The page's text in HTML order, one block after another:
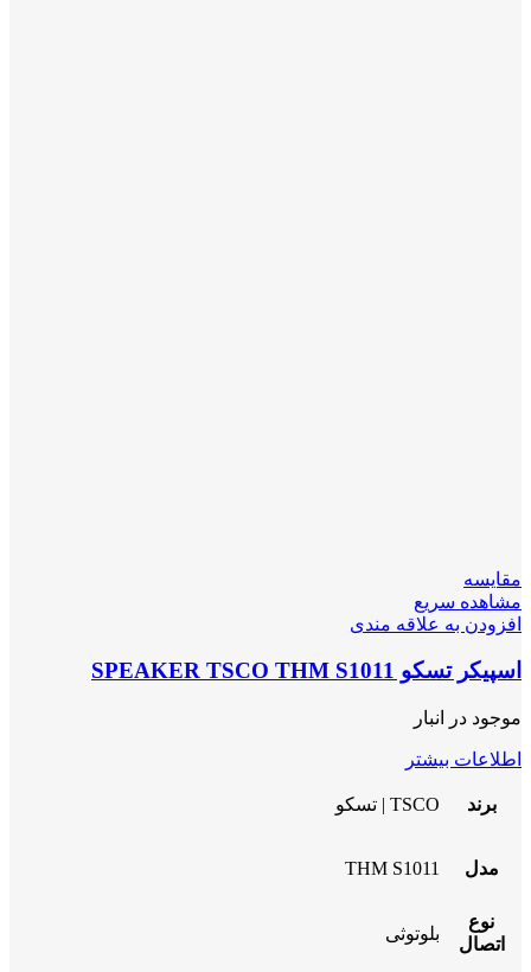
مقایسه
مشاهده سریع
افزودن به علاقه مندی
اسپیکر تسکو SPEAKER TSCO THM S1011
موجود در انبار
اطلاعات بیشتر
برند TSCO | تسکو
مدل THM S1011
نوع
اتصال
بلوتوثی